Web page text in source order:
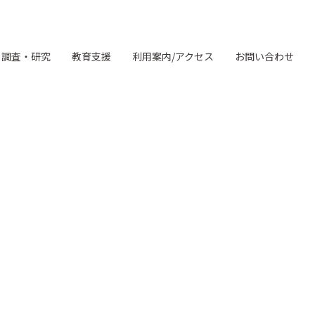
調査・研究 教育支援 利用案内/アクセス お問い合わせ